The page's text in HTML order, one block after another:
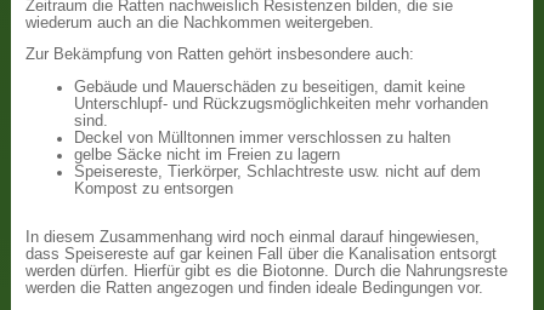
Zeitraum die Ratten nachweislich Resistenzen bilden, die sie
wiederum auch an die Nachkommen weitergeben.
Zur Bekämpfung von Ratten gehört insbesondere auch:
Gebäude und Mauerschäden zu beseitigen, damit keine
Unterschlupf- und Rückzugsmöglichkeiten mehr vorhanden
sind.
Deckel von Mülltonnen immer verschlossen zu halten
gelbe Säcke nicht im Freien zu lagern
Speisereste, Tierkörper, Schlachtreste usw. nicht auf dem
Kompost zu entsorgen
In diesem Zusammenhang wird noch einmal darauf hingewiesen,
dass Speisereste auf gar keinen Fall über die Kanalisation entsorgt
werden dürfen. Hierfür gibt es die Biotonne. Durch die Nahrungsreste
werden die Ratten angezogen und finden ideale Bedingungen vor.